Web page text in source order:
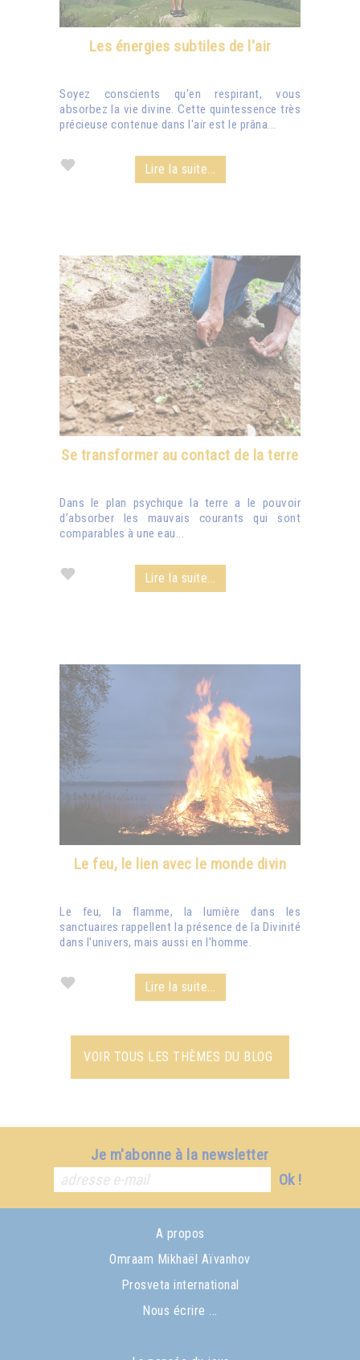
Les énergies subtiles de l'air
Soyez conscients qu'en respirant, vous
absorbez la vie divine. Cette quintessence très
précieuse contenue dans l'air est le prâna...
Lire la suite...
Se transformer au contact de la terre
Dans le plan psychique la terre a le pouvoir
d’absorber les mauvais courants qui sont
comparables à une eau...
Lire la suite...
Le feu, le lien avec le monde divin
Le feu, la flamme, la lumière dans les
sanctuaires rappellent la présence de la Divinité
dans l'univers, mais aussi en l'homme.
Lire la suite...
VOIR TOUS LES THÈMES DU BLOG
Je m'abonne à la newsletter
Ok !
A propos
Omraam Mikhaël Aïvanhov
Prosveta international
Nous écrire ...